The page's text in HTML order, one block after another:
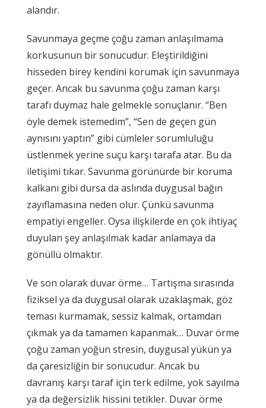
alandır.
Savunmaya geçme çoğu zaman anlaşılmama
korkusunun bir sonucudur. Eleştirildiğini
hisseden birey kendini korumak için savunmaya
geçer. Ancak bu savunma çoğu zaman karşı
tarafı duymaz hale gelmekle sonuçlanır. “Ben
öyle demek istemedim”, “Sen de geçen gün
aynısını yaptın” gibi cümleler sorumluluğu
üstlenmek yerine suçu karşı tarafa atar. Bu da
iletişimi tıkar. Savunma görünürde bir koruma
kalkanı gibi dursa da aslında duygusal bağın
zayıflamasına neden olur. Çünkü savunma
empatiyi engeller. Oysa ilişkilerde en çok ihtiyaç
duyulan şey anlaşılmak kadar anlamaya da
gönüllü olmaktır.
Ve son olarak duvar örme… Tartışma sırasında
fiziksel ya da duygusal olarak uzaklaşmak, göz
teması kurmamak, sessiz kalmak, ortamdan
çıkmak ya da tamamen kapanmak… Duvar örme
çoğu zaman yoğun stresin, duygusal yükün ya
da çaresizliğin bir sonucudur. Ancak bu
davranış karşı taraf için terk edilme, yok sayılma
ya da değersizlik hissini tetikler. Duvar örme